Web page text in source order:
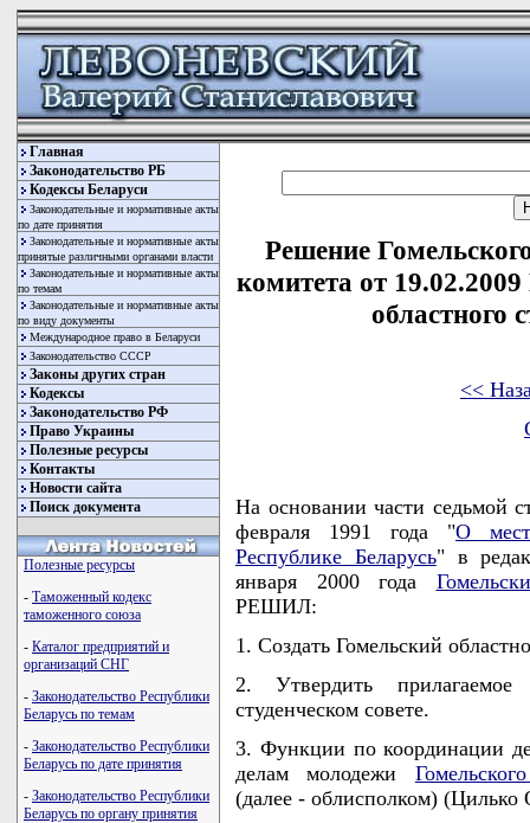
Главная
Законодательство РБ
Кодексы Беларуси
Законодательные и нормативные акты
по дате принятия
Законодательные и нормативные акты
принятые различными органами власти
Законодательные и нормативные акты
по темам
Законодательные и нормативные акты
по виду документы
Международное право в Беларуси
Законодательство СССР
Законы других стран
Кодексы
Законодательство РФ
Право Украины
Полезные ресурсы
Контакты
Новости сайта
Поиск документа
Полезные ресурсы
- Таможенный кодекс
таможенного союза
- Каталог предприятий и
организаций СНГ
- Законодательство Республики
Беларусь по темам
- Законодательство Республики
Беларусь по дате принятия
- Законодательство Республики
Беларусь по органу принятия
Решение
комитета от
областного
<<
На основании части седьмой
февраля 1991 года "О
Республике Беларусь" в
января 2000 года
РЕШИЛ:
1. Создать Гомельский
2. Утвердить
студенческом совете.
3. Функции по координации
делам молодежи
(далее - облисполком)